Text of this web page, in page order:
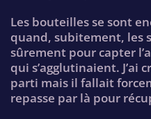
Les bouteilles se sont
quand, subitement, les
sûrement pour capter
qui s’agglutinaient. J’ai
parti mais il fallait
repasse par là pour